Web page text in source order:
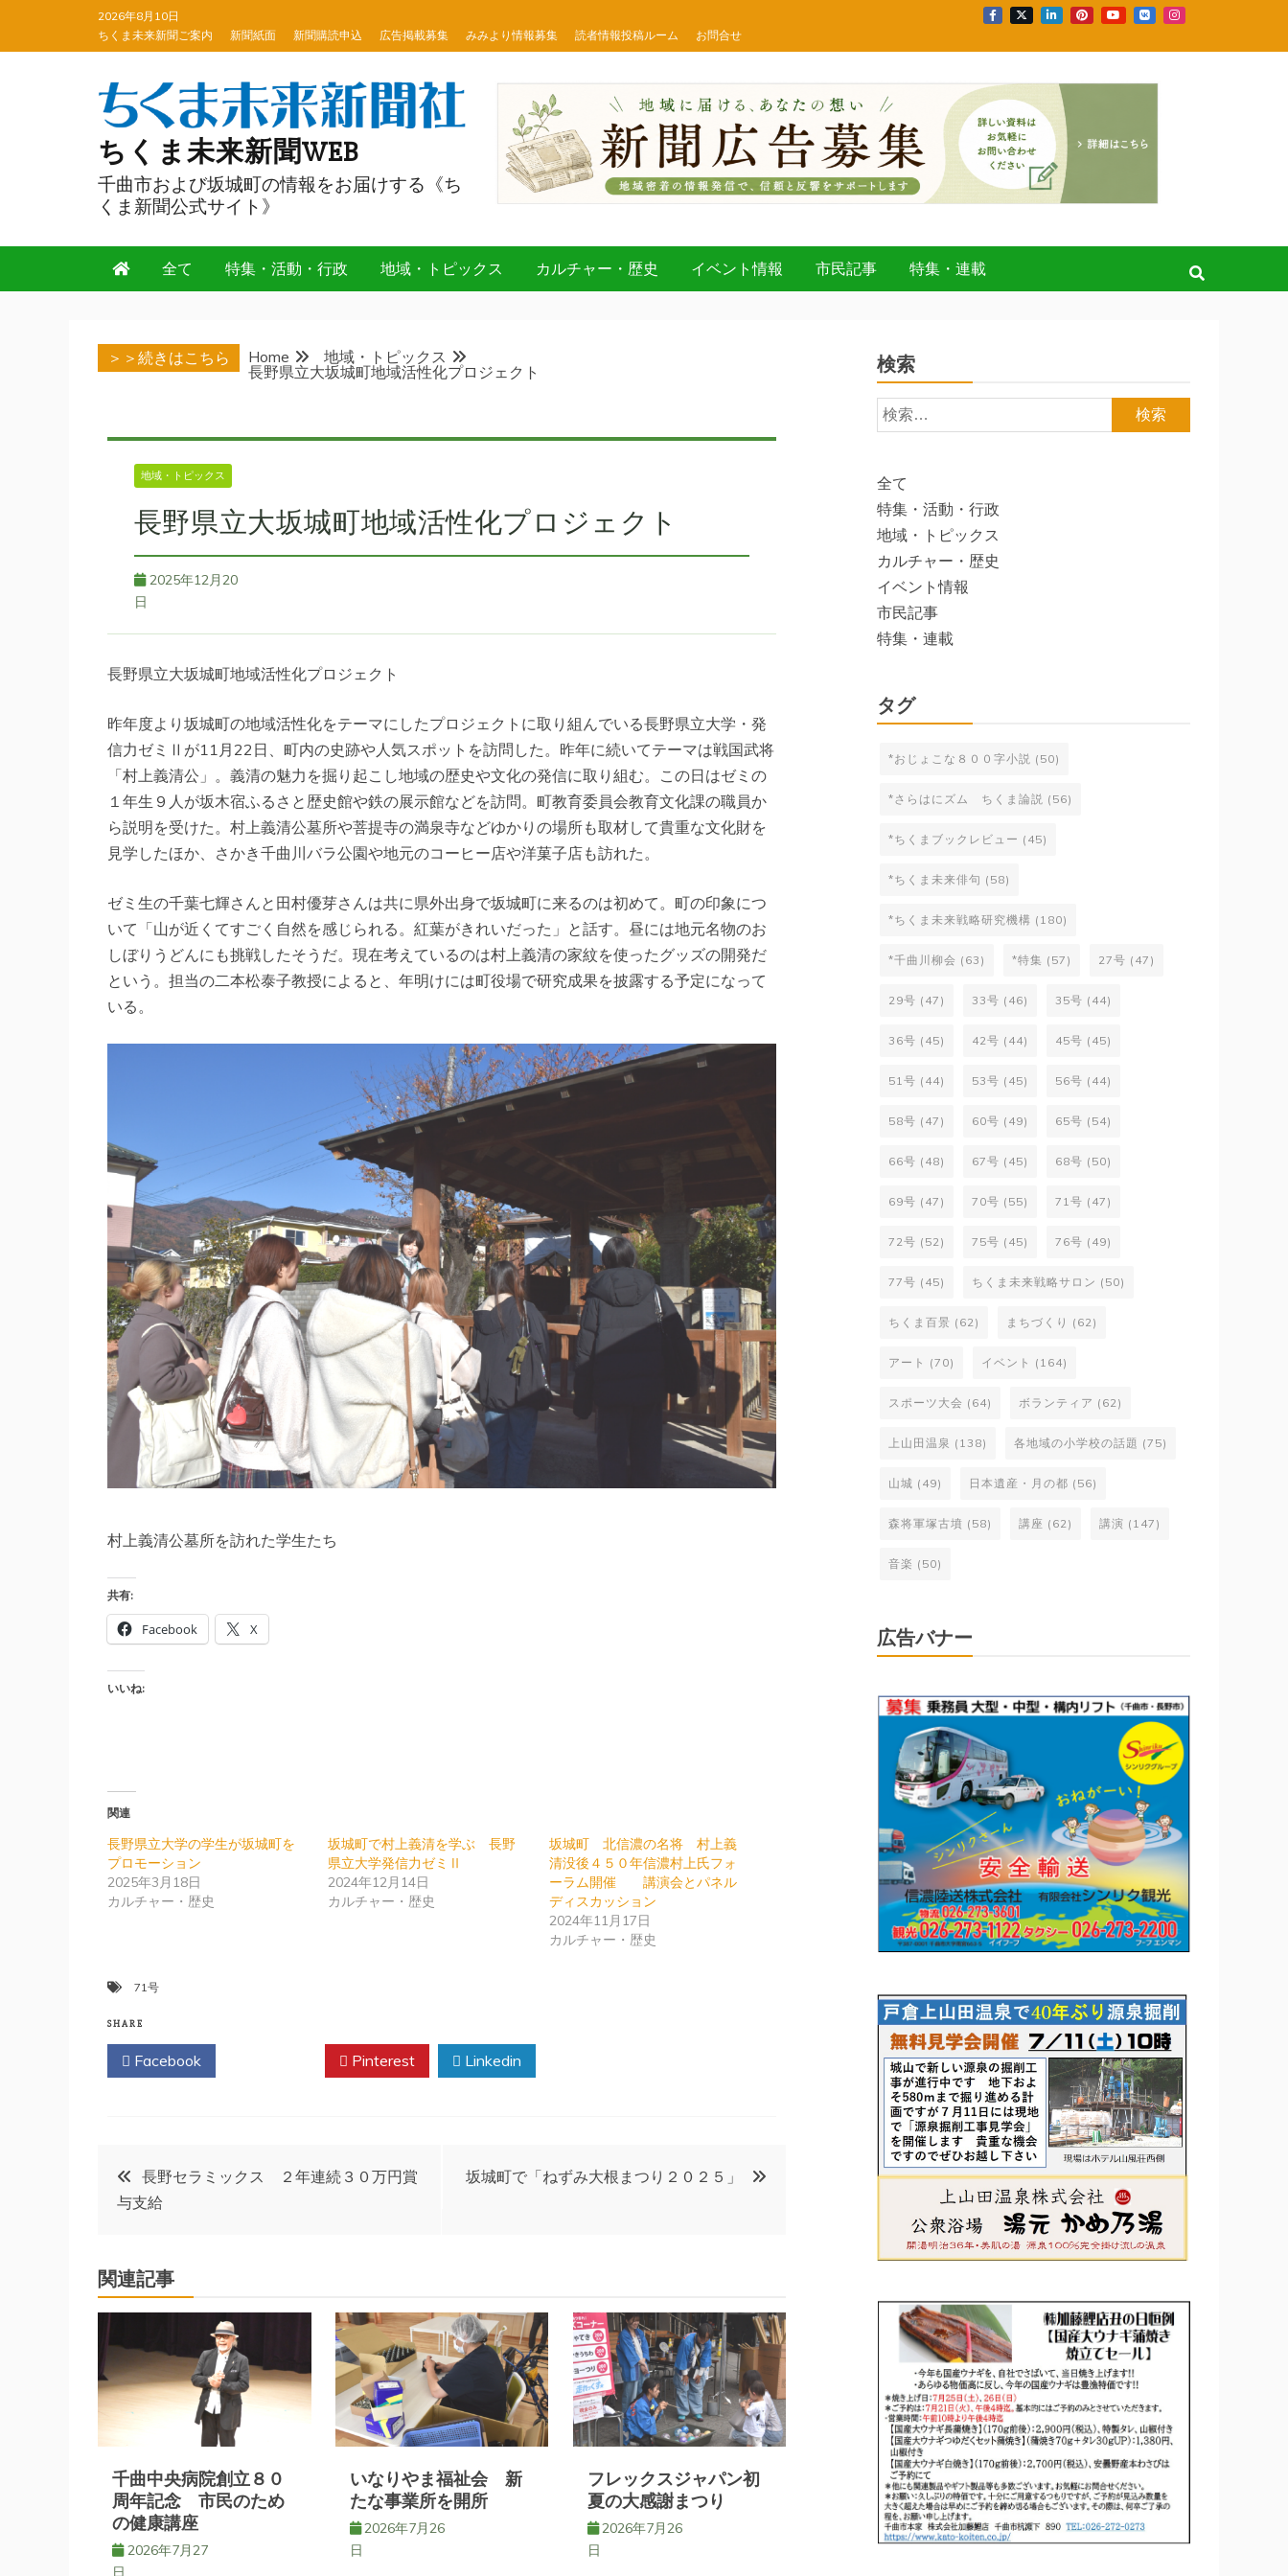
2026年8月10日
ちくま未来新聞ご案内
新聞紙面 新聞購読申込 広告掲載募集 みみより情報募集 読者情報投稿ルーム お問合せ
ちくま未来新聞WEB
千曲市および坂城町の情報をお届けする《ち
くま新聞公式サイト》
全て 特集・活動・行政 地域・トピックス カルチャー・歴史 イベント情報 市民記事 特集・連載
＞＞続きはこちら Home
地域・トピックス
長野県立大坂城町地域活性化プロジェクト
地域・トピックス
長野県立大坂城町地域活性化プロジェクト
2025年12月20
日
長野県立大坂城町地域活性化プロジェクト
昨年度より坂城町の地域活性化をテーマにしたプロジェクトに取り組んでいる長野県立大学・発
信力ゼミⅡが11月22日、町内の史跡や人気スポットを訪問した。昨年に続いてテーマは戦国武将
「村上義清公」。義清の魅力を掘り起こし地域の歴史や文化の発信に取り組む。この日はゼミの
１年生９人が坂木宿ふるさと歴史館や鉄の展示館などを訪問。町教育委員会教育文化課の職員か
ら説明を受けた。村上義清公墓所や菩提寺の満泉寺などゆかりの場所も取材して貴重な文化財を
見学したほか、さかき千曲川バラ公園や地元のコーヒー店や洋菓子店も訪れた。
ゼミ生の千葉七輝さんと田村優芽さんは共に県外出身で坂城町に来るのは初めて。町の印象につ
いて「山が近くてすごく自然を感じられる。紅葉がきれいだった」と話す。昼には地元名物のお
しぼりうどんにも挑戦したそうだ。現在考えているのは村上義清の家紋を使ったグッズの開発だ
という。担当の二本松泰子教授によると、年明けには町役場で研究成果を披露する予定になって
いる。
村上義清公墓所を訪れた学生たち
共有:
Facebook X
いいね:
関連
長野県立大学の学生が坂城町を
プロモーション
2025年3月18日
カルチャー・歴史
坂城町で村上義清を学ぶ 長野
県立大学発信力ゼミⅡ
2024年12月14日
カルチャー・歴史
坂城町 北信濃の名将 村上義
清没後４５０年信濃村上氏フォ
ーラム開催 講演会とパネル
ディスカッション
2024年11月17日
カルチャー・歴史
71号
SHARE
Facebook Pinterest Linkedin
投
稿
ナ
ビ
ゲ
ー
シ
ョ
長野セラミックス ２年連続３０万円賞
与支給
坂城町で「ねずみ大根まつり２０２５」
関連記事
千曲中央病院創立８０
周年記念 市民のため
の健康講座
2026年7月27
日
いなりやま福祉会 新
たな事業所を開所
2026年7月26
日
フレックスジャパン初
夏の大感謝まつり
2026年7月26
日
検索
検
索:
全て
特集・活動・行政
地域・トピックス
カルチャー・歴史
イベント情報
市民記事
特集・連載
タグ
*おじょこな８００字小説 (50)
*さらはにズム ちくま論説 (56)
*ちくまブックレビュー (45)
*ちくま未来俳句 (58)
*ちくま未来戦略研究機構 (180)
*千曲川柳会 (63) *特集 (57) 27号 (47)
29号 (47) 33号 (46) 35号 (44)
36号 (45) 42号 (44) 45号 (45)
51号 (44) 53号 (45) 56号 (44)
58号 (47) 60号 (49) 65号 (54)
66号 (48) 67号 (45) 68号 (50)
69号 (47) 70号 (55) 71号 (47)
72号 (52) 75号 (45) 76号 (49)
77号 (45) ちくま未来戦略サロン (50)
ちくま百景 (62) まちづくり (62)
アート (70) イベント (164)
スポーツ大会 (64) ボランティア (62)
上山田温泉 (138) 各地域の小学校の話題 (75)
山城 (49) 日本遺産・月の都 (56)
森将軍塚古墳 (58) 講座 (62) 講演 (147)
音楽 (50)
広告バナー